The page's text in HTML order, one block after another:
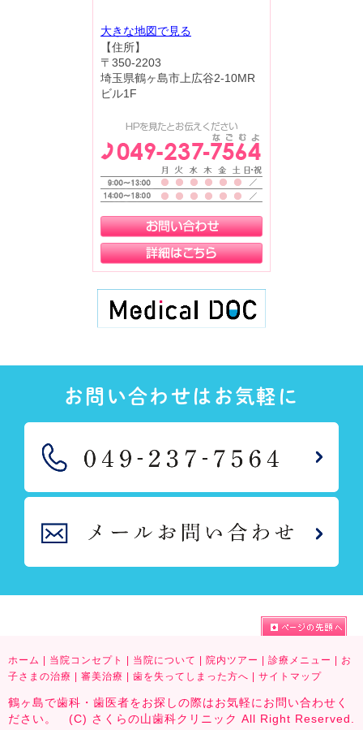
大きな地図で見る
【住所】
〒350-2203
埼玉県鶴ヶ島市上広谷2-10MR
ビル1F
お問い合わせはお気軽に
ホーム 当院コンセプト 当院について 院内ツアー 診療メニュー
お
子さまの治療
審美治療 歯を失ってしまった方へ サイトマップ
鶴ヶ島で歯科・歯医者をお探しの際はお気軽にお問い合わせく
ださい。 (C) さくらの山歯科クリニック All Right Reserved.